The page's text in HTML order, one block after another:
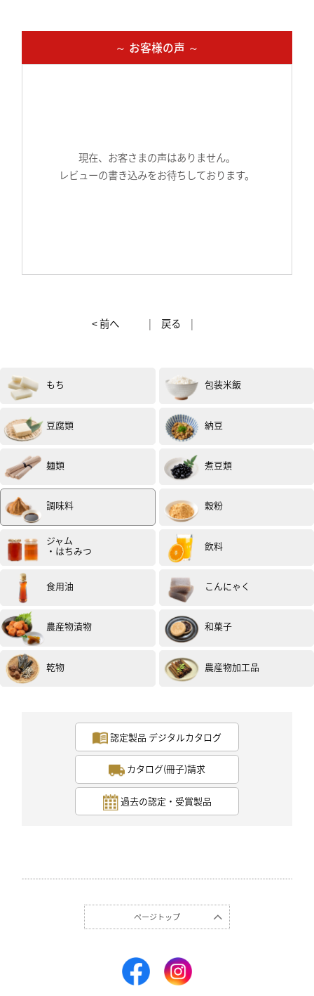
～ お客様の声 ～
現在、お客さまの声はありません。
レビューの書き込みをお待ちしております。
< 前へ| 戻る |
もち 包装米飯
豆腐類 納豆
麺類 煮豆類
調味料 穀粉
ジャム
・はちみつ 飲料
食用油 こんにゃく
農産物漬物 和菓子
乾物 農産物加工品
認定製品 デジタルカタログ
カタログ(冊子)請求
過去の認定・受賞製品
ページトップ